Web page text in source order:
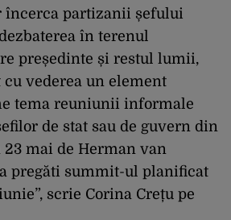
încerca partizanii șefului
în terenul
președinte și restul lumii,
vederea un element
tema reuniunii informale
de stat sau de guvern din
23 mai de Herman van
pregăti summit-ul planificat
scrie Corina Crețu pe